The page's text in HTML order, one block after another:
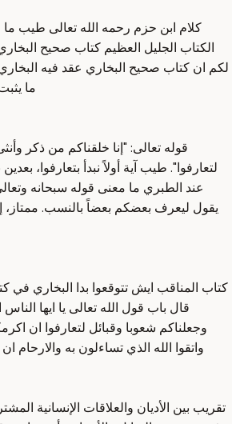
كلام ابن حزم رحمه الله تعالى طيب
الكتاب الجليل العظيم كتاب صحيح
لكم ان كتاب صحيح البخاري عقد فيه
ما
قوله تعالى: "إنا خلقناكم من ذكر
لتعارفوا". طيب آية أولاً نبدأ بتعارفوا،
عند الطبري ما معنى قوله سبحانه
يقول ليعرف بعضكم بعضاً بالنسب. ممتاز،
كتاب المناقب ايش تتوقعوا بدا البخاري في
قال باب قول الله تعالى يا ايها
وجعلناكم شعوبا وقبائل لتعارفوا ان
واتقوا الله الذي تساءلون به والارحام
تقريب بين الأديان والعلاقات الإنسانية